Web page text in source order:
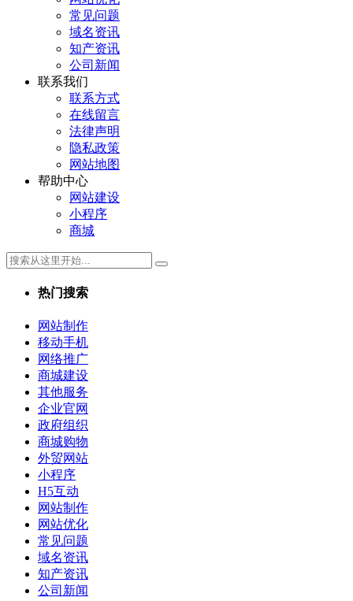
常见问题
域名资讯
知产资讯
公司新闻
联系我们
联系方式
在线留言
法律声明
隐私政策
网站地图
帮助中心
网站建设
小程序
商城
热门搜索
网站制作
移动手机
网络推广
商城建设
其他服务
企业官网
政府组织
商城购物
外贸网站
小程序
H5互动
网站制作
网站优化
常见问题
域名资讯
知产资讯
公司新闻